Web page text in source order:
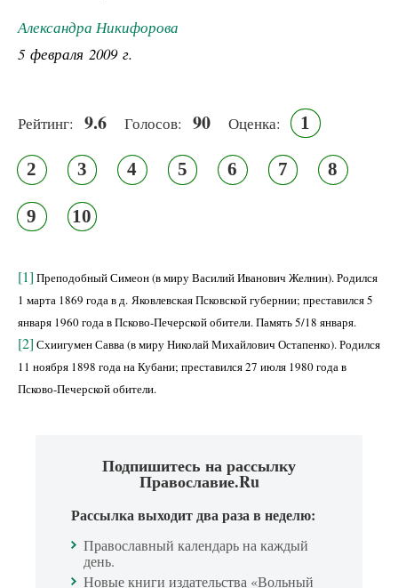
Александра Никифорова
5 февраля 2009 г.
Рейтинг: 9.6 Голосов: 90 Оценка: 1
2 3 4 5 6 7 8
9 10
[1] Преподобный Симеон (в миру Василий Иванович Желнин). Родился
1 марта 1869 года в д. Яковлевская Псковской губернии; преставился 5
января 1960 года в Псково-Печерской обители. Память 5/18 января.
[2] Схиигумен Савва (в миру Николай Михайлович Остапенко). Родился
11 ноября 1898 года на Кубани; преставился 27 июля 1980 года в
Псково-Печерской обители.
Подпишитесь на рассылку
Православие.Ru
Рассылка выходит два раза в неделю:
Православный календарь на каждый
день.
Новые книги издательства «Вольный